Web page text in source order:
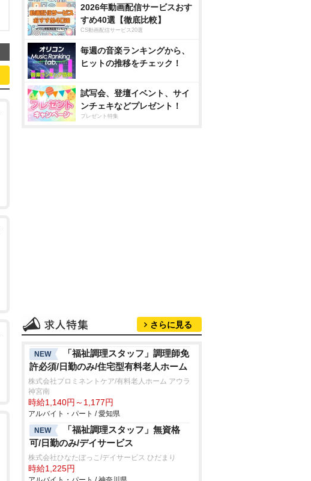
2026年動画配信サービスおす
すめ40選【徹底比較】
CS動画配信サービス20選
毎週の音楽ランキングから、
ヒットの推移をチェック！
試写会、登壇イベント、サイ
ンチェキなどプレゼント！
プレゼント特集
さらに見る
NEW
「福祉調理スタッフ」調理師免
許必須/日勤のみ/住宅型有料老人ホーム
株式会社プロミネントケア/有料老人ホーム アウラ
神宮南
時給1,140円～1,177円
アルバイト・パート / 愛知県
NEW
「福祉調理スタッフ」無資格
可/日勤のみ/デイサービス
株式会社ひなたぼっこ/デイサービス ひだまり
時給1,225円